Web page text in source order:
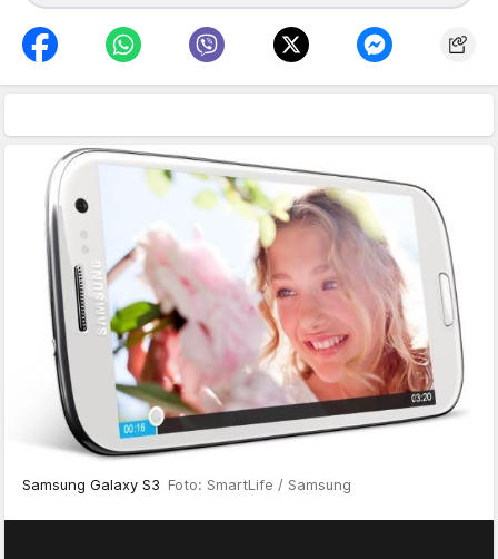
Samsung Galaxy S3 Foto: SmartLife / Samsung